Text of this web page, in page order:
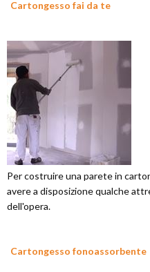
Cartongesso fai da te
Per costruire una parete in
avere a disposizione qualche
dell'opera.
Cartongesso fonoassorbente